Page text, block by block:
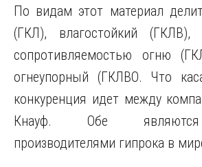
По видам этот материал
(ГКЛ), влагостойкий
сопротивляемостью огню
огнеупорный (ГКЛВО. Что
конкуренция идет между
Кнауф. Обе
производителями гипрока в